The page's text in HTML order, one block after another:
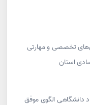
تخصصی و مهارتی
استان
دانشگاهی الگوی موفق